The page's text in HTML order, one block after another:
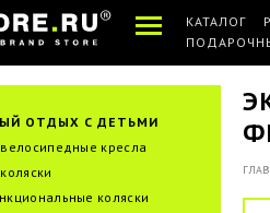
КАТАЛОГ
ОТДЫХ С ДЕТЬМИ
кресла
коляски